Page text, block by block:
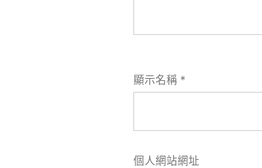
顯示名稱 *
個人網站網址